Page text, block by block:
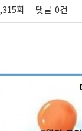
회 댓글 0건